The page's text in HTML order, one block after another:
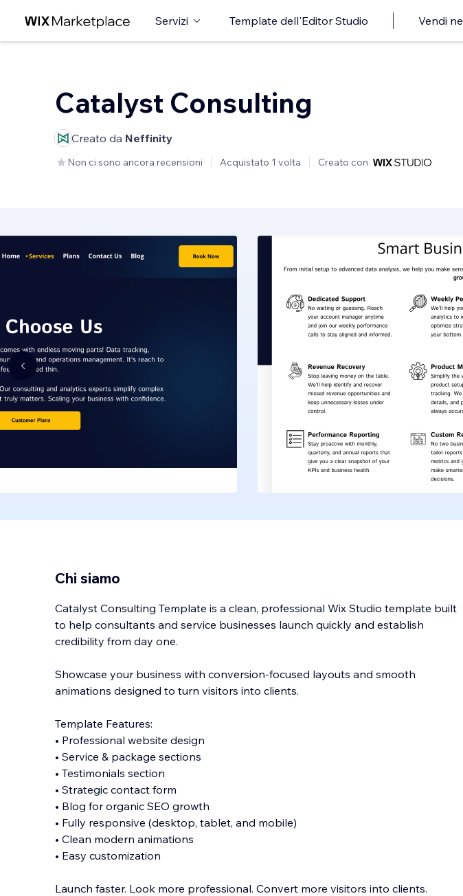
Servizi Template dell'Editor Studio Vendi
Catalyst Consulting
Creato da Neffinity
Non ci sono ancora recensioni Acquistato 1 volta Creato con
Chi siamo
Catalyst Consulting Template is a clean, professional Wix Studio template built
to help consultants and service businesses launch quickly and establish
credibility from day one.
Showcase your business with conversion-focused layouts and smooth
animations designed to turn visitors into clients.
Template Features:
• Professional website design
• Service & package sections
• Testimonials section
• Strategic contact form
• Blog for organic SEO growth
• Fully responsive (desktop, tablet, and mobile)
• Clean modern animations
• Easy customization
Launch faster. Look more professional. Convert more visitors into clients.